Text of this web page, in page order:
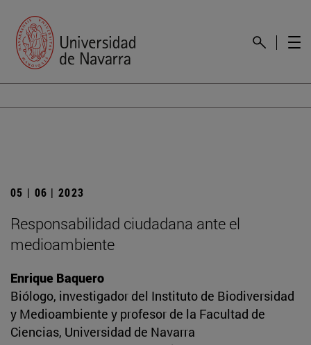
05 | 06 | 2023
Responsabilidad ciudadana ante el
medioambiente
Enrique Baquero
Biólogo, investigador del Instituto de Biodiversidad
y Medioambiente y profesor de la Facultad de
Ciencias, Universidad de Navarra